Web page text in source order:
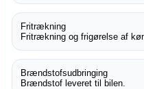
Fritrækning
Fritrækning og frigørelse af
Brændstofsudbringing
Brændstof leveret til bilen.